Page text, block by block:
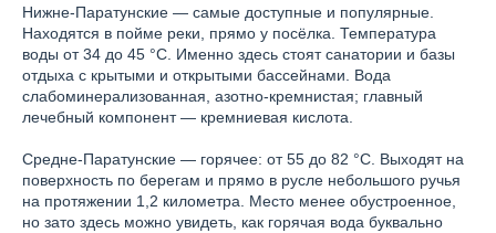
Нижне-Паратунские — самые доступные и популярные.
Находятся в пойме реки, прямо у посёлка. Температура
воды от 34 до 45 °C. Именно здесь стоят санатории и базы
отдыха с крытыми и открытыми бассейнами. Вода
слабоминерализованная, азотно-кремнистая; главный
лечебный компонент — кремниевая кислота.
Средне-Паратунские — горячее: от 55 до 82 °C. Выходят на
поверхность по берегам и прямо в русле небольшого ручья
на протяжении 1,2 километра. Место менее обустроенное,
но зато здесь можно увидеть, как горячая вода буквально